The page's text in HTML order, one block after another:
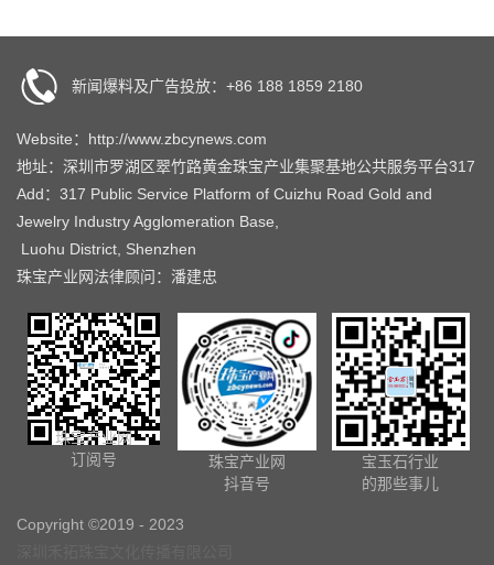
新闻爆料及广告投放：+86 188 1859 2180
Website：http://www.zbcynews.com
地址：深圳市罗湖区翠竹路黄金珠宝产业集聚基地公共服务平台317
Add：317 Public Service Platform of Cuizhu Road Gold and
Jewelry Industry Agglomeration Base,
Luohu District, Shenzhen
珠宝产业网法律顾问：潘建忠
珠宝产业网
订阅号
珠宝产业网
抖音号
宝玉石行业
的那些事儿
Copyright ©2019 - 2023